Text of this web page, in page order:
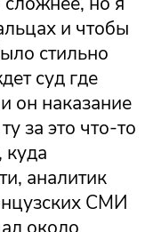
и чтобы
стильно
суд где
он наказание
за это что-то
куда
аналитик
СМИ